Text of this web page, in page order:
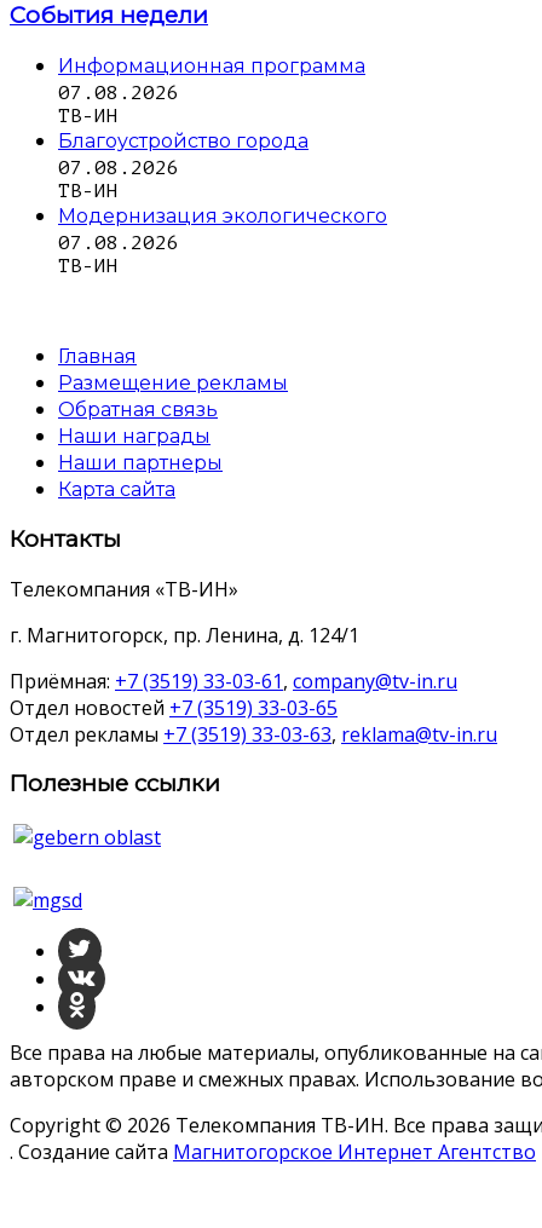
События недели
Информационная программа
07.08.2026
ТВ-ИН
Благоустройство города
07.08.2026
ТВ-ИН
Модернизация экологического
07.08.2026
ТВ-ИН
Главная
Размещение рекламы
Обратная связь
Наши награды
Наши партнеры
Карта сайта
Контакты
Телекомпания «ТВ-ИН»
г. Магнитогорск, пр. Ленина, д. 124/1
Приёмная: +7 (3519) 33-03-61, company@tv-in.ru
Отдел новостей +7 (3519) 33-03-65
Отдел рекламы +7 (3519) 33-03-63, reklama@tv-in.ru
Полезные ссылки
Все права на любые материалы, опубликованные на
авторском праве и смежных правах. Использование
Copyright © 2026 Телекомпания ТВ-ИН. Все права
. Создание сайта Магнитогорское Интернет Агентство